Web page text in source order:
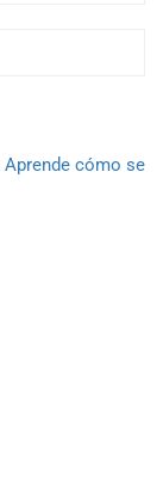
Aprende cómo se